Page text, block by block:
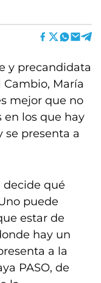
y precandidata
María
mejor que no
en los que hay
se presenta a
decide qué
puede
estar de
hay un
a la
PASO, de